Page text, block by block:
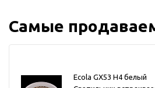
Самые
Ecola GX53 H4 белый